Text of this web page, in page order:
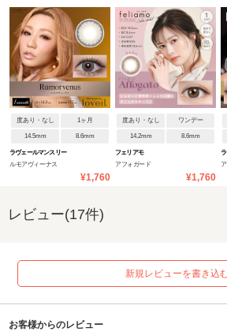
度あり・なし 1ヶ月
14.5mm 8.6mm
ラヴェールマンスリー
ルモアヴィーナス
¥1,760
度あり・なし ワンデー
14.2mm 8.6mm
フェリアモ
アフォガード
¥1,760
レビュー(17件)
新規レビューを書き込
お客様からのレビュー